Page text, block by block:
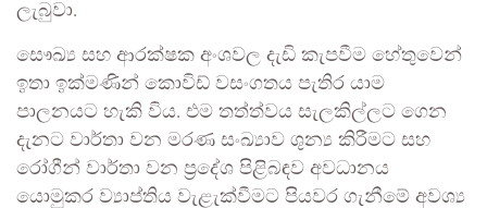
ලැබුවා.
සෞඛ්‍ය සහ ආරක්ෂක අංශවල දැඩි කැපවීම හේතුවෙන්
ඉතා ඉක්මණින් කොවිඩ් වසංගතය පැතිර යාම
පාලනයට හැකි විය. එම තත්ත්වය සැලකිල්ලට ගෙන
දැනට වාර්තා වන මරණ සංඛ්‍යාව ශුන්‍ය කිරීමට සහ
රෝගීන් වාර්තා වන ප්‍රදේශ පිළිබඳව අවධානය
යොමුකර ව්‍යාප්තිය වැළැක්වීමට පියවර ගැනීමේ අවශ්‍ය